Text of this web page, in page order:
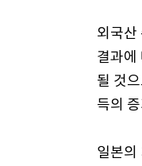
외국산
결과에
될 것
득의
일본의